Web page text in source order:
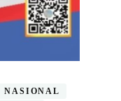
NASIONAL